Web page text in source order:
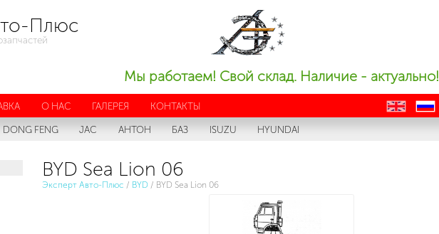
Плюс
Мы работаем! Свой склад. Наличие - актуально!
О НАС ГАЛЕРЕЯ КОНТАКТЫ en ru
DONG FENG JAC АНТОН БАЗ ISUZU HYUNDAI
BYD Sea Lion 06
Эксперт Авто-Плюс / BYD/ BYD Sea Lion 06